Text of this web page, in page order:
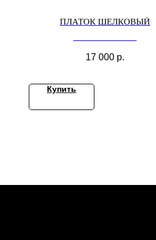
ПЛАТОК ШЕЛКОВЫЙ
17 000 р.
Купить